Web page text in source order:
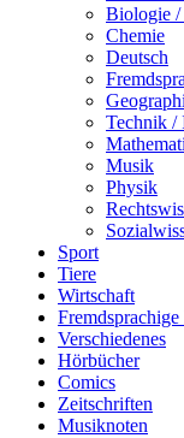
Biologie /
Chemie
Deutsch
Technik /
Musik
Physik
Sport
Tiere
Wirtschaft
Verschiedenes
Hörbücher
Comics
Zeitschriften
Musiknoten